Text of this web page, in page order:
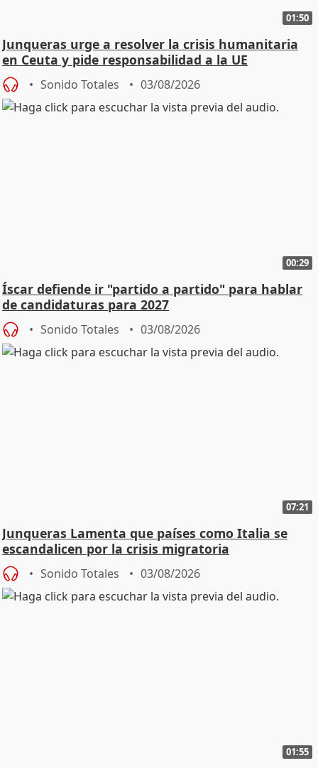
01:50
Junqueras urge a resolver la crisis humanitaria
en Ceuta y pide responsabilidad a la UE
Sonido Totales 03/08/2026
00:29
Íscar defiende ir "partido a partido" para hablar
de candidaturas para 2027
Sonido Totales 03/08/2026
07:21
Junqueras Lamenta que países como Italia se
escandalicen por la crisis migratoria
Sonido Totales 03/08/2026
01:55